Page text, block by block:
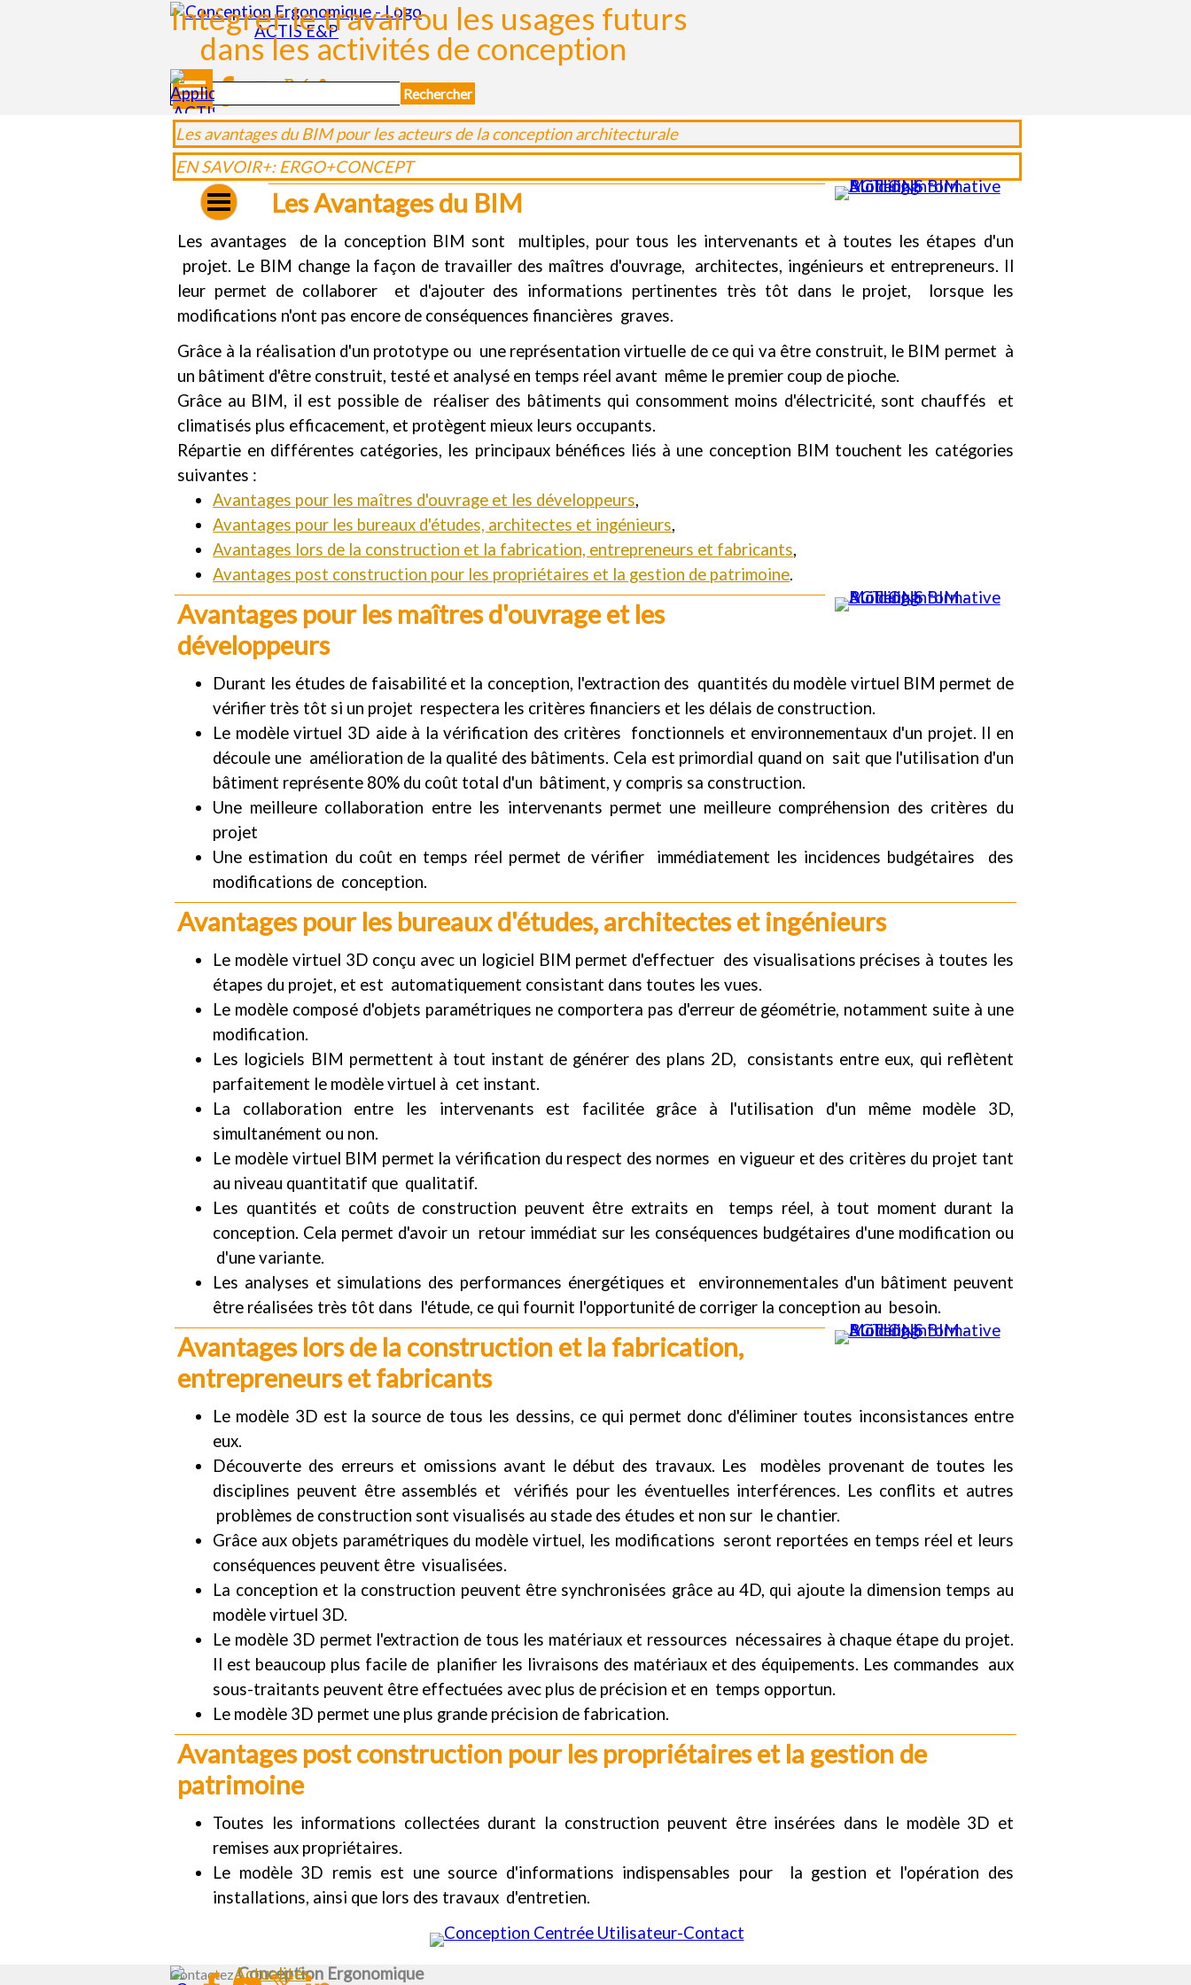
Intégrer le travail ou les usages futurs
dans les activités de conception
Rechercher
Sauter le menu
Les avantages du BIM pour les acteurs de la conception architecturale
EN SAVOIR+: ERGO+CONCEPT
Les Avantages du BIM
Les avantages de la conception BIM sont multiples, pour tous les intervenants et à toutes les étapes d'un
projet. Le BIM change la façon de travailler des maîtres d'ouvrage, architectes, ingénieurs et entrepreneurs. Il
leur permet de collaborer et d'ajouter des informations pertinentes très tôt dans le projet, lorsque les
modifications n'ont pas encore de conséquences financières graves.
Grâce à la réalisation d'un prototype ou une représentation virtuelle de ce qui va être construit, le BIM permet à
un bâtiment d'être construit, testé et analysé en temps réel avant même le premier coup de pioche.
Grâce au BIM, il est possible de réaliser des bâtiments qui consomment moins d'électricité, sont chauffés et
climatisés plus efficacement, et protègent mieux leurs occupants.
Répartie en différentes catégories, les principaux bénéfices liés à une conception BIM touchent les catégories
suivantes :
Avantages pour les maîtres d'ouvrage et les développeurs,
Avantages pour les bureaux d'études, architectes et ingénieurs,
Avantages lors de la construction et la fabrication, entrepreneurs et fabricants,
Avantages post construction pour les propriétaires et la gestion de patrimoine.
Avantages pour les maîtres d'ouvrage et les
développeurs
Durant les études de faisabilité et la conception, l'extraction des quantités du modèle virtuel BIM permet de
vérifier très tôt si un projet respectera les critères financiers et les délais de construction.
Le modèle virtuel 3D aide à la vérification des critères fonctionnels et environnementaux d'un projet. Il en
découle une amélioration de la qualité des bâtiments. Cela est primordial quand on sait que l'utilisation d'un
bâtiment représente 80% du coût total d'un bâtiment, y compris sa construction.
Une meilleure collaboration entre les intervenants permet une meilleure compréhension des critères du
projet
Une estimation du coût en temps réel permet de vérifier immédiatement les incidences budgétaires des
modifications de conception.
Avantages pour les bureaux d'études, architectes et ingénieurs
Le modèle virtuel 3D conçu avec un logiciel BIM permet d'effectuer des visualisations précises à toutes les
étapes du projet, et est automatiquement consistant dans toutes les vues.
Le modèle composé d'objets paramétriques ne comportera pas d'erreur de géométrie, notamment suite à une
modification.
Les logiciels BIM permettent à tout instant de générer des plans 2D, consistants entre eux, qui reflètent
parfaitement le modèle virtuel à cet instant.
La collaboration entre les intervenants est facilitée grâce à l'utilisation d'un même modèle 3D,
simultanément ou non.
Le modèle virtuel BIM permet la vérification du respect des normes en vigueur et des critères du projet tant
au niveau quantitatif que qualitatif.
Les quantités et coûts de construction peuvent être extraits en temps réel, à tout moment durant la
conception. Cela permet d'avoir un retour immédiat sur les conséquences budgétaires d'une modification ou
d'une variante.
Les analyses et simulations des performances énergétiques et environnementales d'un bâtiment peuvent
être réalisées très tôt dans l'étude, ce qui fournit l'opportunité de corriger la conception au besoin.
Avantages lors de la construction et la fabrication,
entrepreneurs et fabricants
Le modèle 3D est la source de tous les dessins, ce qui permet donc d'éliminer toutes inconsistances entre
eux.
Découverte des erreurs et omissions avant le début des travaux. Les modèles provenant de toutes les
disciplines peuvent être assemblés et vérifiés pour les éventuelles interférences. Les conflits et autres
problèmes de construction sont visualisés au stade des études et non sur le chantier.
Grâce aux objets paramétriques du modèle virtuel, les modifications seront reportées en temps réel et leurs
conséquences peuvent être visualisées.
La conception et la construction peuvent être synchronisées grâce au 4D, qui ajoute la dimension temps au
modèle virtuel 3D.
Le modèle 3D permet l'extraction de tous les matériaux et ressources nécessaires à chaque étape du projet.
Il est beaucoup plus facile de planifier les livraisons des matériaux et des équipements. Les commandes aux
sous-traitants peuvent être effectuées avec plus de précision et en temps opportun.
Le modèle 3D permet une plus grande précision de fabrication.
Avantages post construction pour les propriétaires et la gestion de
patrimoine
Toutes les informations collectées durant la construction peuvent être insérées dans le modèle 3D et
remises aux propriétaires.
Le modèle 3D remis est une source d'informations indispensables pour la gestion et l'opération des
installations, ainsi que lors des travaux d'entretien.
Contactez Conception Ergonomique
Actualités